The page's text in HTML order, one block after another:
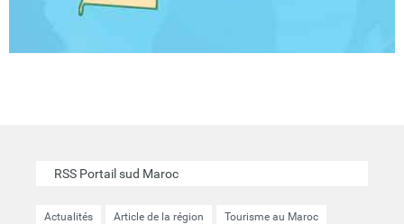
RSS Portail sud Maroc
Actualités Article de la région Tourisme au Maroc